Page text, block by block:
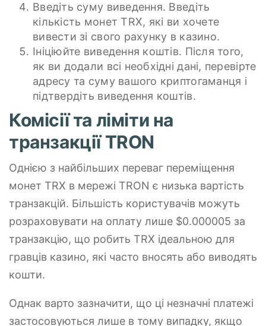
Введіть суму виведення. Введіть
кількість монет TRX, які ви хочете
вивести зі свого рахунку в казино.
Ініціюйте виведення коштів. Після того,
як ви додали всі необхідні дані, перевірте
адресу та суму вашого криптогаманця і
підтвердіть виведення коштів.
Комісії та ліміти на
транзакції TRON
Однією з найбільших переваг переміщення
монет TRX в мережі TRON є низька вартість
транзакцій. Більшість користувачів можуть
розраховувати на оплату лише $0.000005 за
транзакцію, що робить TRX ідеальною для
гравців казино, які часто вносять або виводять
кошти.
Однак варто зазначити, що ці незначні платежі
застосовуються лише в тому випадку, якщо